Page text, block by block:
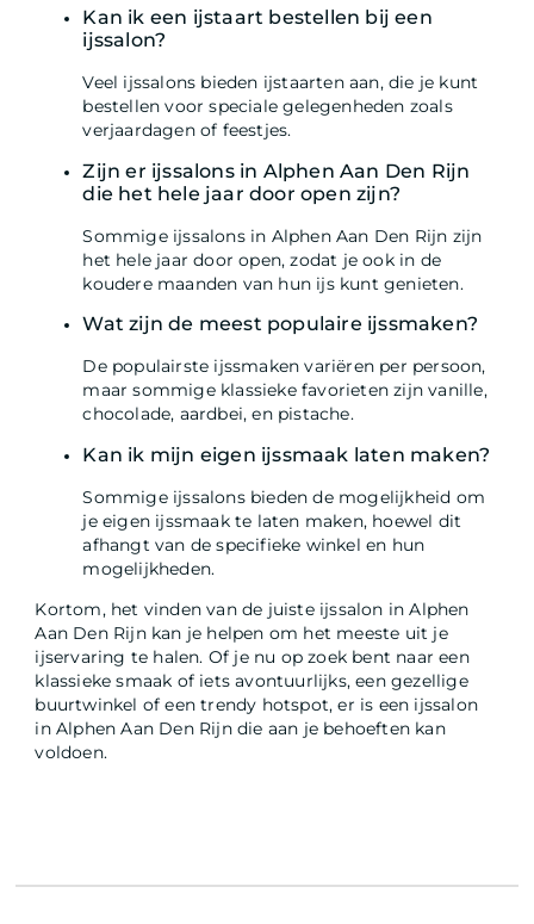
Kan ik een ijstaart bestellen bij een
ijssalon?
Veel ijssalons bieden ijstaarten aan, die je kunt
bestellen voor speciale gelegenheden zoals
verjaardagen of feestjes.
Zijn er ijssalons in Alphen Aan Den Rijn
die het hele jaar door open zijn?
Sommige ijssalons in Alphen Aan Den Rijn zijn
het hele jaar door open, zodat je ook in de
koudere maanden van hun ijs kunt genieten.
Wat zijn de meest populaire ijssmaken?
De populairste ijssmaken variëren per persoon,
maar sommige klassieke favorieten zijn vanille,
chocolade, aardbei, en pistache.
Kan ik mijn eigen ijssmaak laten maken?
Sommige ijssalons bieden de mogelijkheid om
je eigen ijssmaak te laten maken, hoewel dit
afhangt van de specifieke winkel en hun
mogelijkheden.
Kortom, het vinden van de juiste ijssalon in Alphen
Aan Den Rijn kan je helpen om het meeste uit je
ijservaring te halen. Of je nu op zoek bent naar een
klassieke smaak of iets avontuurlijks, een gezellige
buurtwinkel of een trendy hotspot, er is een ijssalon
in Alphen Aan Den Rijn die aan je behoeften kan
voldoen.